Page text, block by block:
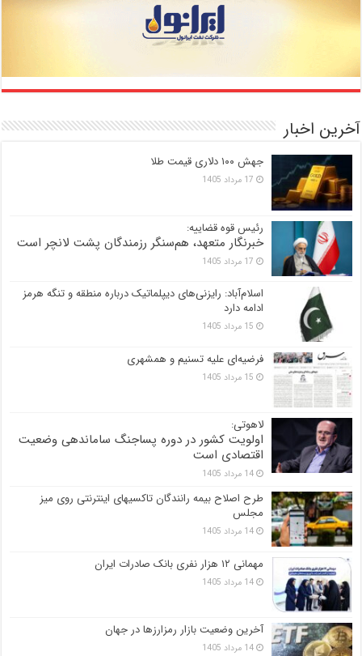
آخرین اخبار
جهش ۱۰۰ دلاری قیمت طلا
17 مرداد 1405
رئیس قوه قضاییه:
خبرنگار متعهد، هم‌سنگر رزمندگان پشت لانچر است
17 مرداد 1405
اسلام‌آباد: رایزنی‌های دیپلماتیک درباره منطقه و تنگه هرمز
ادامه دارد
15 مرداد 1405
فرضیه‌ای علیه تسنیم و همشهری
15 مرداد 1405
لاهوتی:
اولویت کشور در دوره پساجنگ ساماندهی وضعیت
اقتصادی است
14 مرداد 1405
طرح اصلاح بیمه رانندگان تاکسیهای اینترنتی روی میز
مجلس
14 مرداد 1405
مهمانی ۱۲ هزار نفری بانک صادرات ایران
14 مرداد 1405
آخرین وضعیت بازار رمزارزها در جهان
14 مرداد 1405